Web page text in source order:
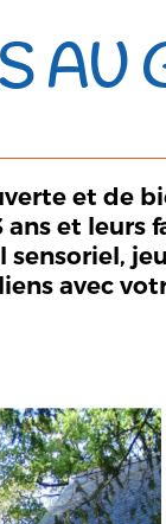
AU
et de
et
avec